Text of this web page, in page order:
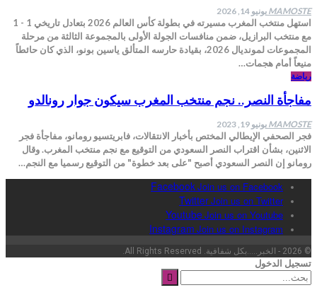
MAMOSTE يونيو 14, 2026
استهل منتخب المغرب مسيرته في بطولة كأس العالم 2026 بتعادل تاريخي 1 - 1
مع منتخب البرازيل، ضمن منافسات الجولة الأولى بالمجموعة الثالثة من مرحلة
المجموعات لمونديال 2026، بقيادة حارسه المتألق ياسين بونو، الذي كان حائطاً
منيعاً أمام هجمات…
رياضة
مفاجأة النصر.. نجم منتخب المغرب سيكون جوار رونالدو
MAMOSTE يونيو 19, 2023
فجر الصحفي الإيطالي المختص بأخبار الانتقالات، فابريتسيو رومانو، مفاجأة فجر
الاثنين، بشأن اقتراب النصر السعودي من التوقيع مع نجم منتخب المغرب. وقال
رومانو إن النصر السعودي أصبح "على بعد خطوة" من التوقيع رسميا مع النجم…
FacebookJoin us on Facebook
TwitterJoin us on Twitter
YoutubeJoin us on Youtube
Instagram Join us on Instagram
© 2026 - الخبر.....بكل شفافية. All Rights Reserved.
تسجيل الدخول